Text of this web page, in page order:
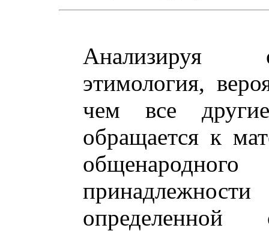
Анализируя
этимология,
чем все
обращается к